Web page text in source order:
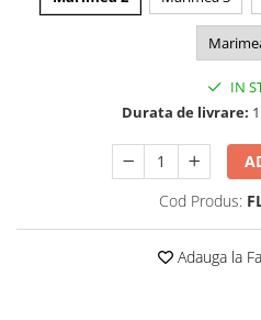
IN
Durata de livrare:
Cod Produs:
Adauga la